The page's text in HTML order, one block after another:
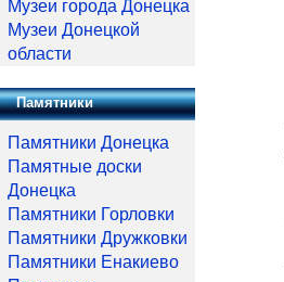
Музеи города Донецка
Музеи Донецкой
области
Памятники
Памятники Донецка
Памятные доски
Донецка
Памятники Горловки
Памятники Дружковки
Памятники Енакиево